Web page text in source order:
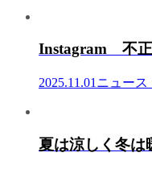
Instagram 不正
2025.11.01 ニュース
夏は涼しく冬